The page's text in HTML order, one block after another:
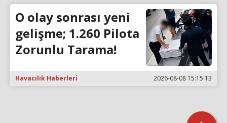
O olay sonrası yeni
gelişme; 1.260 Pilota
Zorunlu Tarama!
Havacılık Haberleri 2026-08-08 15:15:13